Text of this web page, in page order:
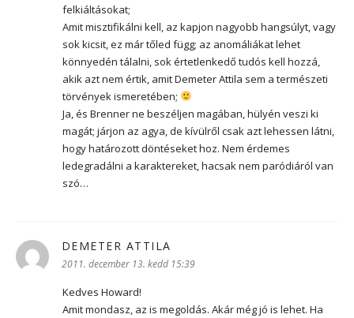
felkiáltásokat;
Amit misztifikálni kell, az kapjon nagyobb hangsúlyt, vagy
sok kicsit, ez már tőled függ; az anomáliákat lehet
könnyedén tálalni, sok értetlenkedő tudós kell hozzá,
akik azt nem értik, amit Demeter Attila sem a természeti
törvények ismeretében;
Ja, és Brenner ne beszéljen magában, hülyén veszi ki
magát; járjon az agya, de kívülről csak azt lehessen látni,
hogy határozott döntéseket hoz. Nem érdemes
ledegradálni a karaktereket, hacsak nem paródiáról van
szó…
DEMETER ATTILA
2011. december 13. kedd 15:39
Kedves Howard!
Amit mondasz, az is megoldás. Akár még jó is lehet. Ha